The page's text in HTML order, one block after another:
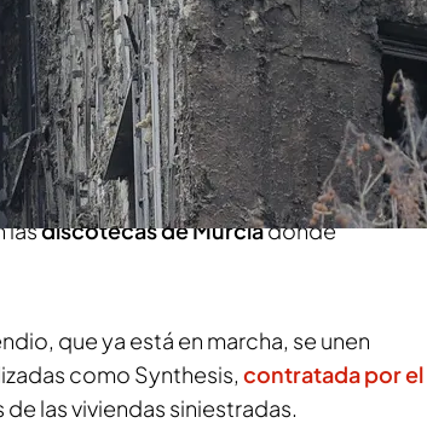
la octava planta deledificio de
incendio. A ellos, se suma ahora los
. Una empresa especializada en
las causas delfuegoen el edificio
lasdiscotecas de Murciadonde
que ya está en marcha, se unen
como Synthesis, contratada por el
las viviendas siniestradas.